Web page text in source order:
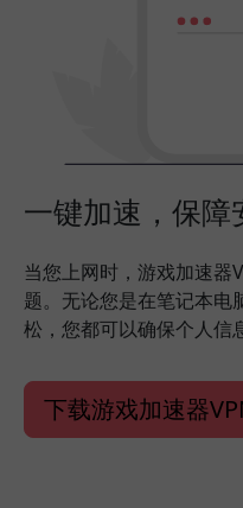
一键加速，保障
当您上网时，游戏加速器
题。无论您是在笔记本电
松，您都可以确保个人信
下载游戏加速器